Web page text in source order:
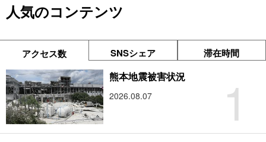
人気のコンテンツ
アクセス数 SNSシェア 滞在時間
1
熊本地震被害状況
2026.08.07